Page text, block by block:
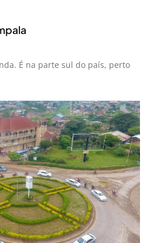
É na parte sul do país, perto